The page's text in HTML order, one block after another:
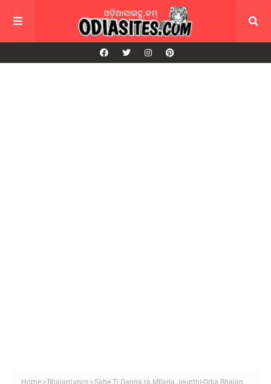
Home BhajanLyrics
Sahe Ti Ganga ra Milana Jeunthi-Odia Bhajan